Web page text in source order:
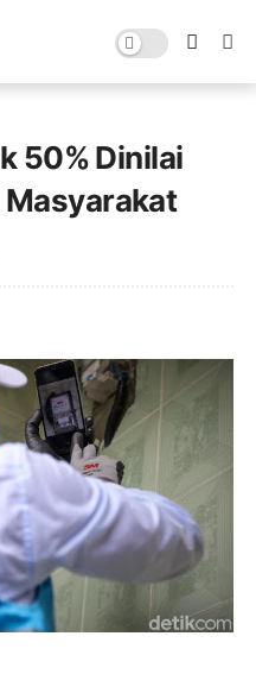
50% Dinilai
Masyarakat